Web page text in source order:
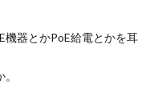
機器とかPoE給電とかを耳